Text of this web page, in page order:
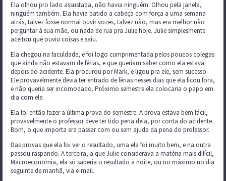
Ela olhou pro lado assustada, não havia ninguém. Olhou pela janela,
ninguém também. Ela havia batido a cabeça com força a uma semana
atrás, talvez fosse normal ouvir vozes, talvez não, mas era melhor não
perguntar à sua mãe, ou nada de rua pra Julie hoje. Julie simplesmente
aceitou que ouviu coisas e saiu.
Ela chegou na faculdade, e foi logo cumprimentada pelos poucos colegas
que ainda não estavam de férias, e que queriam saber como ela estava
depois do acidente. Ela procurou por Mark, e ligou pra ele, sem sucesso.
Ele provavelmente devia ter entrado de férias nesses dias que ela ficou fora,
e não queria ser incomodado. Próximo semestre ela colocaria o papo em
dia com ele.
Ela foi então fazer a última prova do semestre. A prova estava bem fácil,
provavelmente o professor deve ter tido pena dela, por conta do acidente.
Bom, o que importa era passar com ou sem ajuda da pena do professor.
Das provas que ela foi ver o resultado, uma ela foi muito bem, e na outra
passou raspando. A terceira, a que Julie considerava a matéria mais difícil,
Macroeconomia, ela só saberia o resultado a noite, ou no máximo no dia
seguinte de manhã, via e-mail.